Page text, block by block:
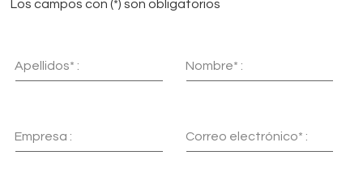
Los campos con (*) son obligatorios
Apellidos* : Nombre* :
Empresa : Correo electrónico* :